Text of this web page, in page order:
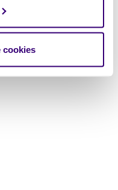
cookies